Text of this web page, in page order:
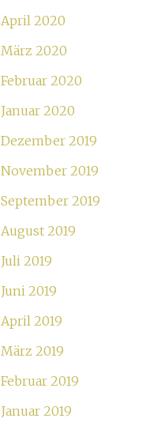
April 2020
März 2020
Februar 2020
Januar 2020
Dezember 2019
November 2019
September 2019
August 2019
Juli 2019
Juni 2019
April 2019
März 2019
Februar 2019
Januar 2019